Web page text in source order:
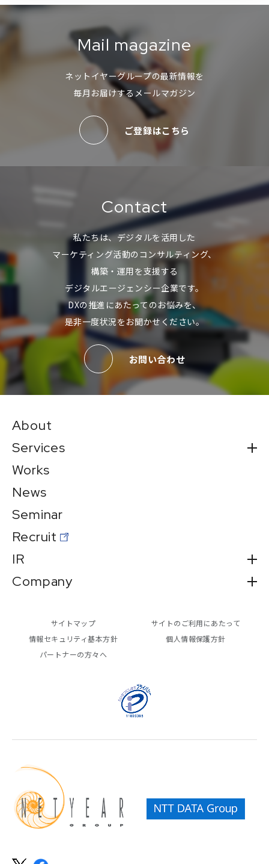
Mail magazine
ネットイヤーグループの最新情報を
毎月お届けするメールマガジン
ご登録はこちら
Contact
私たちは、デジタルを活用した
マーケティング活動のコンサルティング、
構築・運用を支援する
デジタルエージェンシー企業です。
DXの推進にあたってのお悩みを、
是非一度状況をお聞かせください。
お問い合わせ
About
Services
Works
News
Seminar
Recruit
IR
Company
サイトのご利用にあたって
個人情報保護方針
情報セキュリティ基本方針
パートナーの方々へ
サイトマップ